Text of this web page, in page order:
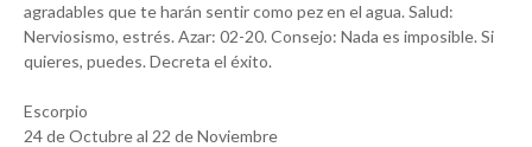
agradables que te harán sentir como pez en el agua. Salud:
Nerviosismo, estrés. Azar: 02-20. Consejo: Nada es imposible. Si
quieres, puedes. Decreta el éxito.
Escorpio
24 de Octubre al 22 de Noviembre